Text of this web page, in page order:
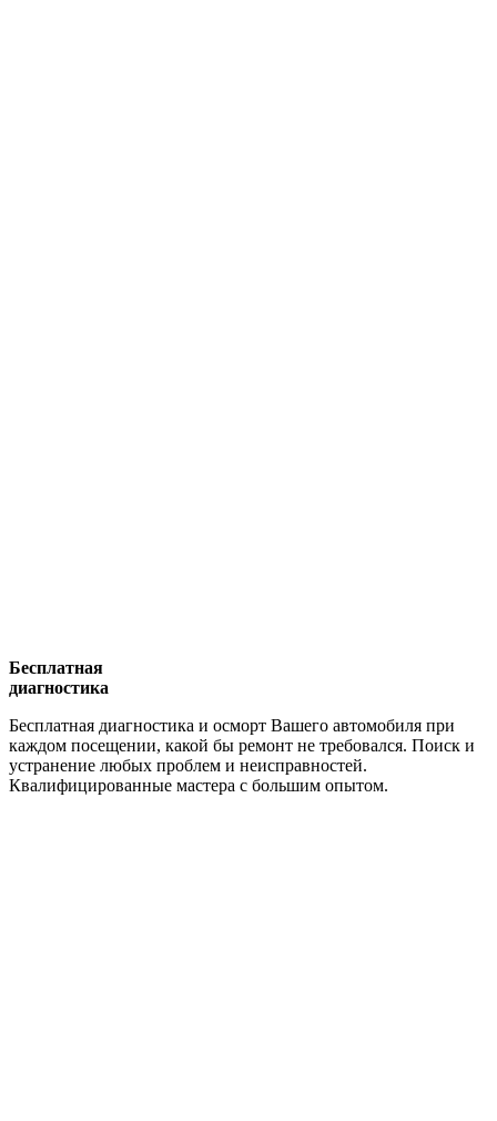
Бесплатная
диагностика
Бесплатная диагностика и осморт Вашего автомобиля при
каждом посещении, какой бы ремонт не требовался. Поиск и
устранение любых проблем и неисправностей.
Квалифицированные мастера с большим опытом.